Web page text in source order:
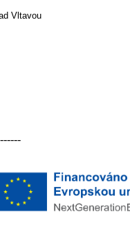
Vltavou